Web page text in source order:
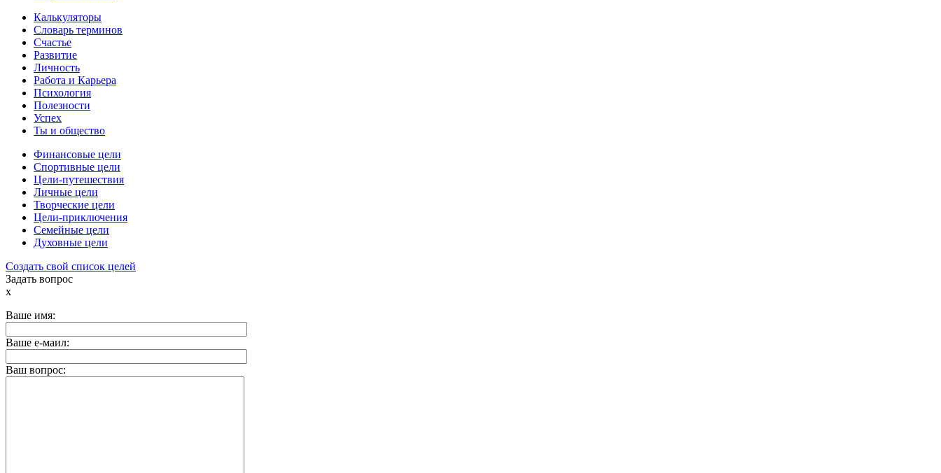
Калькуляторы
Словарь терминов
Счастье
Развитие
Личность
Работа и Карьера
Психология
Полезности
Успех
Ты и общество
Финансовые цели
Спортивные цели
Цели-путешествия
Личные цели
Творческие цели
Цели-приключения
Семейные цели
Духовные цели
Создать свой список целей
Задать вопрос
x
Ваше имя:
Ваше е-маил:
Ваш вопрос: